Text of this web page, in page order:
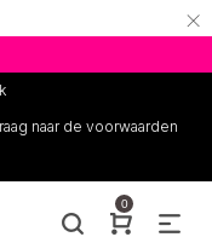
×
naar de voorwaarden
0